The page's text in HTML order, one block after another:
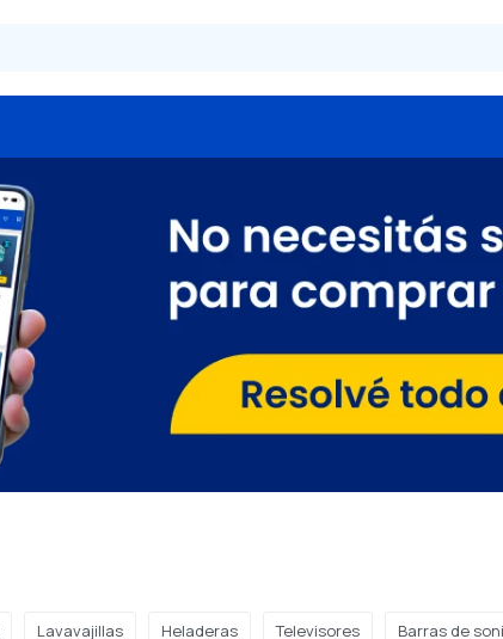
Lavavajillas Heladeras Televisores Barras de